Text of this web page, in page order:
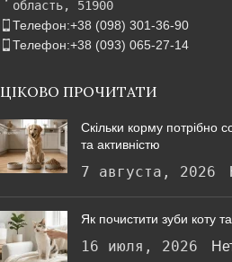
область, 51900
Телефон:+38 (098) 301-36-90
Телефон:+38 (093) 065-27-14
ЦІКОВО ПРОЧИТАТИ
Скільки корму потрібно
та активністю
7 августа, 2026
Як почистити зуби коту
16 июля, 2026